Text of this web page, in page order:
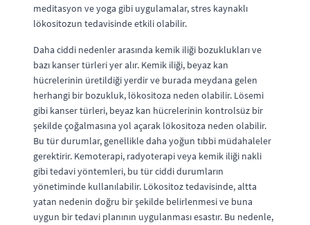
meditasyon ve yoga gibi uygulamalar, stres kaynaklı
lökositozun tedavisinde etkili olabilir.
Daha ciddi nedenler arasında kemik iliği bozuklukları ve
bazı kanser türleri yer alır. Kemik iliği, beyaz kan
hücrelerinin üretildiği yerdir ve burada meydana gelen
herhangi bir bozukluk, lökositoza neden olabilir. Lösemi
gibi kanser türleri, beyaz kan hücrelerinin kontrolsüz bir
şekilde çoğalmasına yol açarak lökositoza neden olabilir.
Bu tür durumlar, genellikle daha yoğun tıbbi müdahaleler
gerektirir. Kemoterapi, radyoterapi veya kemik iliği nakli
gibi tedavi yöntemleri, bu tür ciddi durumların
yönetiminde kullanılabilir. Lökositoz tedavisinde, altta
yatan nedenin doğru bir şekilde belirlenmesi ve buna
uygun bir tedavi planının uygulanması esastır. Bu nedenle,